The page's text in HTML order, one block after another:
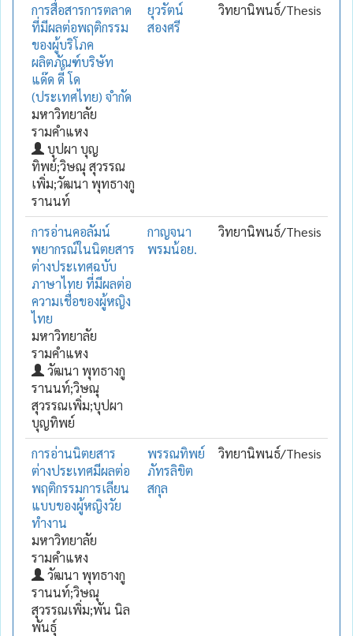
การสื่อสารการตลาด
ที่มีผลต่อพฤติกรรม
ของผู้บริโภค
ผลิตภัณฑ์บริษัท
แด๊ด ดี้ โด
(ประเทศไทย) จำกัด
มหาวิทยาลัย
รามคำแหง
บุปผา บุญ
ทิพย์;วิษณุ สุวรรณ
เพิ่ม;วัฒนา พุทธางกู
รานนท์
ยุวรัตน์
สองศรี
วิทยานิพนธ์/Thesis
การอ่านคอลัมน์
พยากรณ์ในนิตยสาร
ต่างประเทศฉบับ
ภาษาไทย ที่มีผลต่อ
ความเชื่อของผู้หญิง
ไทย
มหาวิทยาลัย
รามคำแหง
วัฒนา พุทธางกู
รานนท์;วิษณุ
สุวรรณเพิ่ม;บุปผา
บุญทิพย์
กาญจนา
พรมน้อย.
วิทยานิพนธ์/Thesis
การอ่านนิตยสาร
ต่างประเทศมีผลต่อ
พฤติกรรมการเลียน
แบบของผู้หญิงวัย
ทำงาน
มหาวิทยาลัย
รามคำแหง
วัฒนา พุทธางกู
รานนท์;วิษณุ
สุวรรณเพิ่ม;พัน นิล
พันธุ์
พรรณทิพย์
ภัทรลิขิต
สกุล
วิทยานิพนธ์/Thesis